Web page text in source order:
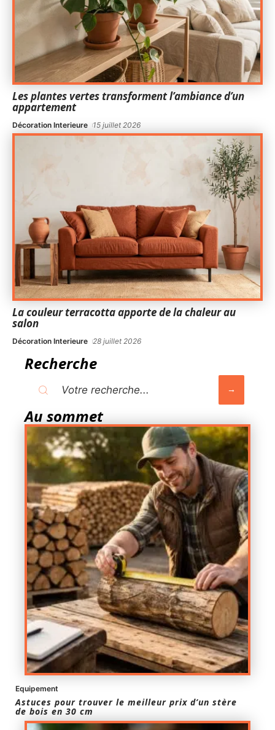
Les plantes vertes transforment l’ambiance d’un
appartement
Décoration Interieure 15 juillet 2026
La couleur terracotta apporte de la chaleur au
salon
Décoration Interieure 28 juillet 2026
Recherche
Au sommet
Equipement
Astuces pour trouver le meilleur prix d’un stère
de bois en 30 cm